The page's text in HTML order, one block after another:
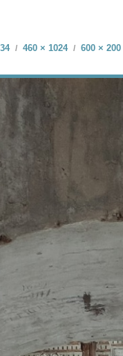
/ 460 × 1024 / 600 × 200